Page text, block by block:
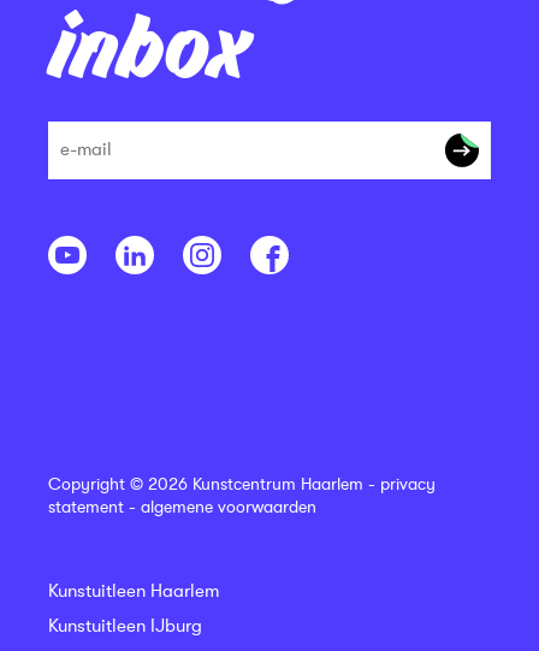
inbox
Copyright © 2026 Kunstcentrum Haarlem - privacy
statement - algemene voorwaarden
Kunstuitleen Haarlem
Kunstuitleen IJburg